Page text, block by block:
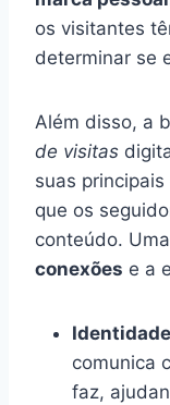
os visitantes
determinar se
Além disso, a
de visitas
suas
que os
conteúdo.
conexões e a
comunica
faz,